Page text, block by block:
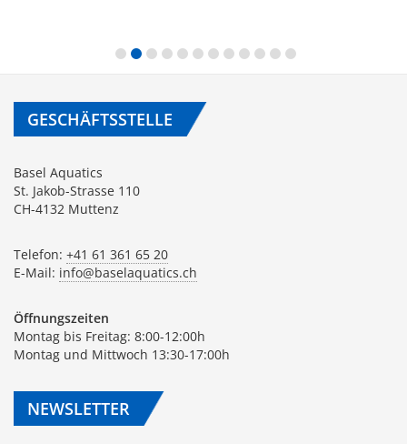
GESCHÄFTSSTELLE
Basel Aquatics
St. Jakob-Strasse 110
CH-4132 Muttenz
Telefon: +41 61 361 65 20
E-Mail: info@baselaquatics.ch
Öffnungszeiten
Montag bis Freitag: 8:00-12:00h
Montag und Mittwoch 13:30-17:00h
NEWSLETTER